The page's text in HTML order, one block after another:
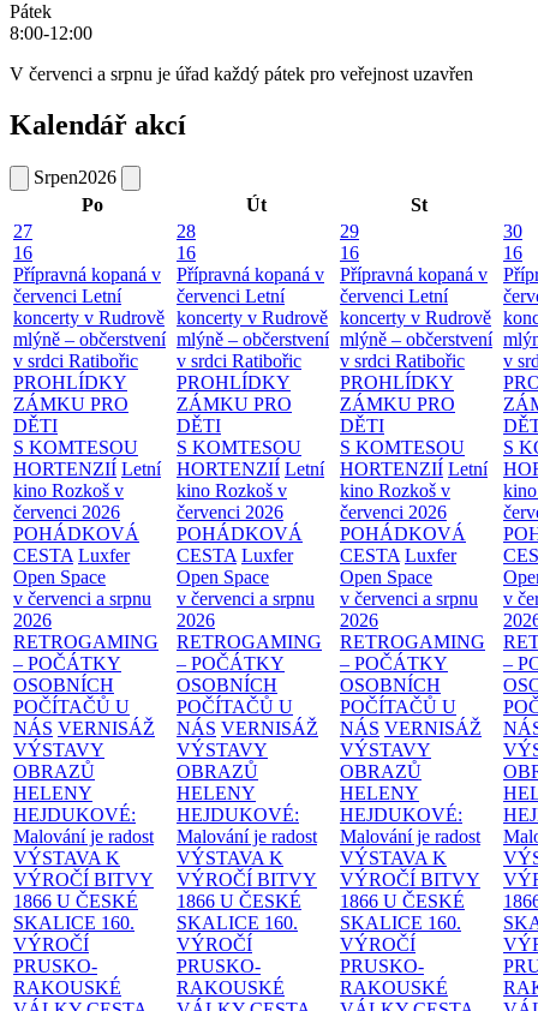
Pátek
8:00-12:00
V červenci a srpnu je úřad každý pátek pro veřejnost uzavřen
Kalendář akcí
Srpen2026
Po
Út
St
27
16
Přípravná kopaná v
červenci Letní
koncerty v Rudrově
mlýně – občerstvení
v srdci Ratibořic
PROHLÍDKY
ZÁMKU PRO
DĚTI
S KOMTESOU
HORTENZIÍ Letní
kino Rozkoš v
červenci 2026
POHÁDKOVÁ
CESTA Luxfer
Open Space
v červenci a srpnu
2026
RETROGAMING
– POČÁTKY
OSOBNÍCH
POČÍTAČŮ U
NÁS VERNISÁŽ
VÝSTAVY
OBRAZŮ
HELENY
HEJDUKOVÉ:
Malování je radost
VÝSTAVA K
VÝROČÍ BITVY
1866 U ČESKÉ
SKALICE 160.
VÝROČÍ
PRUSKO-
RAKOUSKÉ
28
16
Přípravná kopaná v
červenci Letní
koncerty v Rudrově
mlýně – občerstvení
v srdci Ratibořic
PROHLÍDKY
ZÁMKU PRO
DĚTI
S KOMTESOU
HORTENZIÍ Letní
kino Rozkoš v
červenci 2026
POHÁDKOVÁ
CESTA Luxfer
Open Space
v červenci a srpnu
2026
RETROGAMING
– POČÁTKY
OSOBNÍCH
POČÍTAČŮ U
NÁS VERNISÁŽ
VÝSTAVY
OBRAZŮ
HELENY
HEJDUKOVÉ:
Malování je radost
VÝSTAVA K
VÝROČÍ BITVY
1866 U ČESKÉ
SKALICE 160.
VÝROČÍ
PRUSKO-
RAKOUSKÉ
29
16
Přípravná kopaná v
červenci Letní
koncerty v Rudrově
mlýně – občerstvení
v srdci Ratibořic
PROHLÍDKY
ZÁMKU PRO
DĚTI
S KOMTESOU
HORTENZIÍ Letní
kino Rozkoš v
červenci 2026
POHÁDKOVÁ
CESTA Luxfer
Open Space
v červenci a srpnu
2026
RETROGAMING
– POČÁTKY
OSOBNÍCH
POČÍTAČŮ U
NÁS VERNISÁŽ
VÝSTAVY
OBRAZŮ
HELENY
HEJDUKOVÉ:
Malování je radost
VÝSTAVA K
VÝROČÍ BITVY
1866 U ČESKÉ
SKALICE 160.
VÝROČÍ
PRUSKO-
RAKOUSKÉ
30
16
v
S
v
–